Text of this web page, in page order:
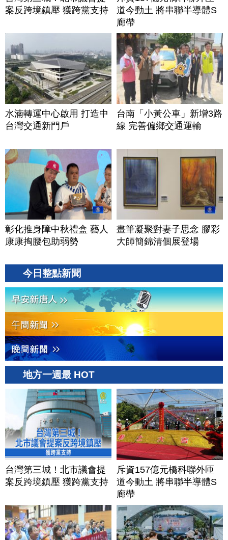
案反跨境鎮壓 獲跨黨支持
道今動土 將串聯半導體S
廊帶
水湳轉運中心啟用 打造中
台灣交通新門戶
台南「小黃公車」新增3路
線 完善偏鄉交通運輸
彰化推身障中秋禮盒 藝人
康康掏腰包助弱勢
畫筆凝聚對妻子思念 膠彩
大師簡錦清個展登場
今日整點新聞
地方一週最 HOT
台灣第三城！北市議會提
案反跨境鎮壓 獲跨黨支持
斥資157億元橋科聯外匝
道今動土 將串聯半導體S
廊帶